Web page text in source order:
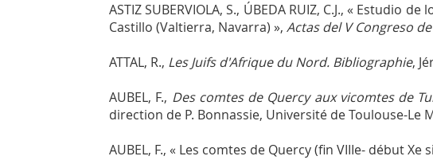
ASTIZ SUBERVIOLA, S., ÚBEDA RUIZ, C.J., «
Castillo (Valtierra, Navarra) », Actas del V Congreso
ATTAL, R., Les Juifs d'Afrique du Nord. Bibliographie,
AUBEL, F., Des comtes de Quercy aux vicomtes de
direction de P. Bonnassie, Université de Toulouse-Le
AUBEL, F., « Les comtes de Quercy (fin VIIIe- début Xe